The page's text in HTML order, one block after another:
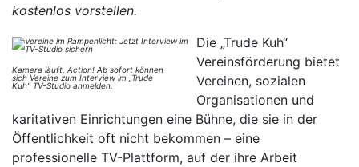
kostenlos vorstellen.
Kamera läuft, Action! Ab sofort können
sich Vereine zum Interview im „Trude
Kuh“ TV-Studio anmelden.
Die „Trude Kuh“
Vereinsförderung bietet
Vereinen, sozialen
Organisationen und
karitativen Einrichtungen eine Bühne, die sie in der
Öffentlichkeit oft nicht bekommen – eine
professionelle TV-Plattform, auf der ihre Arbeit